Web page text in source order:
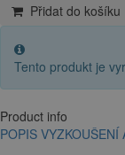
Přidat do košíku
Tento produkt je
Product info
POPIS VYZKOUŠENÍ